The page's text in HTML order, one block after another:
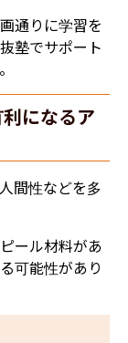
通りに学習を
塾でサポート
になるア
間性などを多
ール材料があ
可能性があり